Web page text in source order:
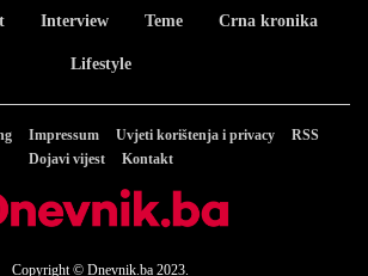
Interview Teme Crna kronika
Lifestyle
Impressum Uvjeti korištenja i privacy
RSS
Dojavi vijest
Kontakt
Copyright © Dnevnik.ba 2023.